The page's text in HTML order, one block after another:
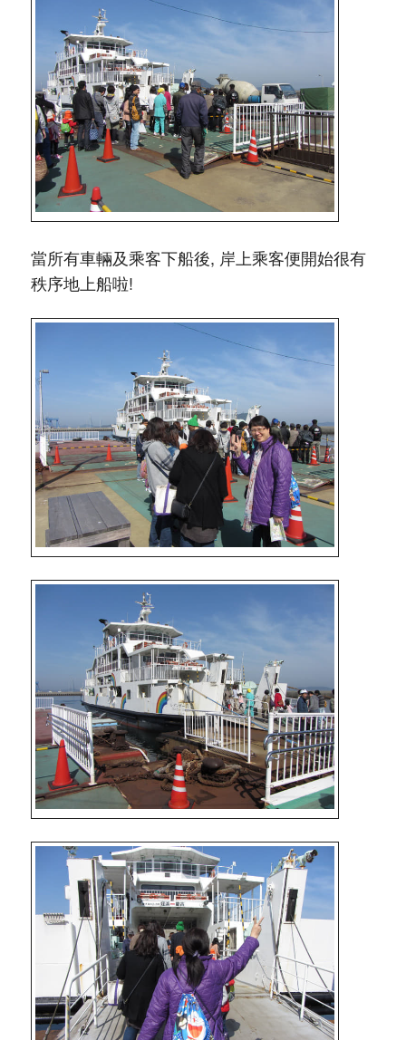
當所有車輛及乘客下船後, 岸上乘客便開始很有
秩序地上船啦!